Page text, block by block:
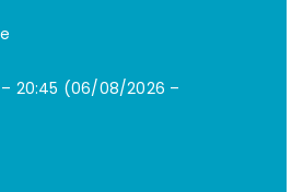
20:45 (06/08/2026 –